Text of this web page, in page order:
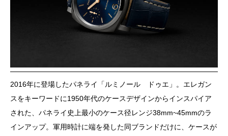
2016年に登場したパネライ「ルミノール ドゥエ」。エレガン
スをキーワードに1950年代のケースデザインからインスパイア
された、パネライ史上最小のケース径レンジ38mm~45mmのラ
インアップ。軍用時計に端を発した同ブランドだけに、ケースが